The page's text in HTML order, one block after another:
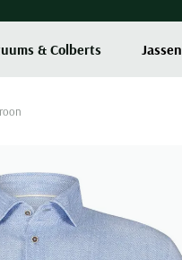
& Colberts Jassen